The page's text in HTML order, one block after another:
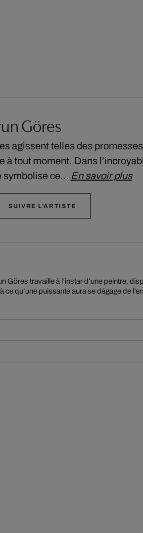
Göres
agissent telles des
à tout moment. Dans
symbolise ce… En savoir plus
SUIVRE L'ARTISTE
ce qu’une puissante aura se dégage de